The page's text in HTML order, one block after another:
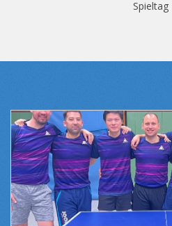
Spieltag